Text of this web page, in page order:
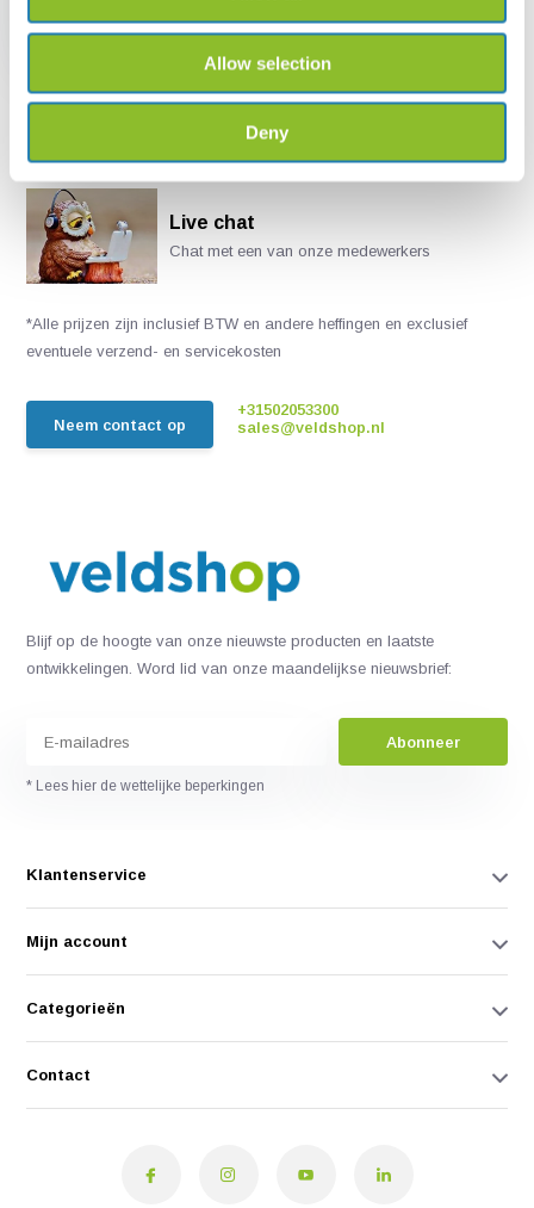
Allow selection
Deny
of Western China
Live chat
Chat met een van onze medewerkers
*Alle prijzen zijn inclusief BTW en andere heffingen en exclusief
eventuele verzend- en servicekosten
Neem contact op
+31502053300
sales@veldshop.nl
Blijf op de hoogte van onze nieuwste producten en laatste
ontwikkelingen. Word lid van onze maandelijkse nieuwsbrief:
Abonneer
* Lees hier de wettelijke beperkingen
Klantenservice
Mijn account
Categorieën
Contact